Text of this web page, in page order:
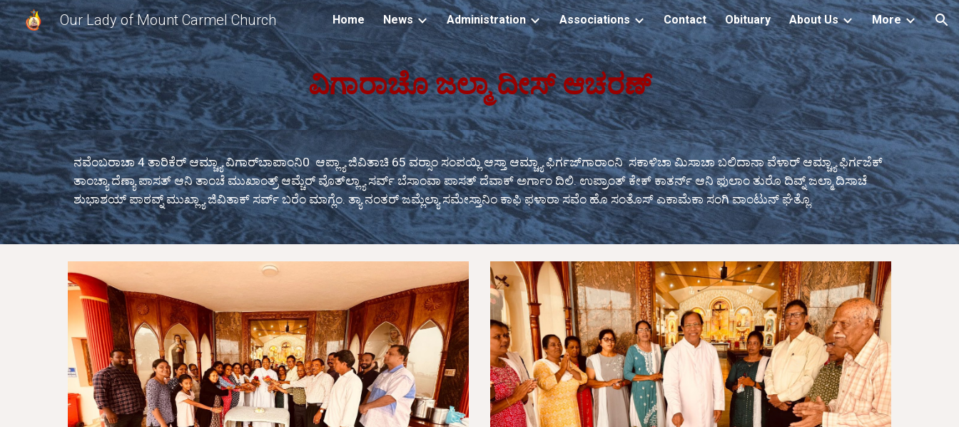
Skip to main content Skip to navigation
Our Lady of Mount Carmel Church Home News Administration Associations Contact Obituary About Us More
ವಿಗಾರಾಚೊ ಜಲ್ಮಾ ದೀಸ್ ಆಚರಣ್
ನವೆಂಬರಾಚಾ 4 ತಾರಿಕೆರ್ ಆಮ್ಚ್ಯಾ ವಿಗಾರ್‌ಬಾಪಾಂನಿ0 ಆಪ್ಲ್ಯಾ ಜಿವಿತಾಚಿ 65 ವರ‍್ಸಾಂ ಸಂಪಯ್ಲಿ ಆಸ್ತಾ ಆಮ್ಚ್ಯಾ ಫಿರ್ಗಜ್‌ಗಾರಾಂನಿ ಸಕಾಳಿಚಾ ಮಿಸಾಚಾ ಬಲಿದಾನಾ ವೆಳಾರ್ ಆಮ್ಚ್ಯಾ ಫಿರ್ಗಜೆಕ್
ತಾಂಚ್ಯಾ ದೆಣ್ಯಾ ಪಾಸತ್ ಆನಿ ತಾಂಚೆ ಮುಖಾಂತ್ರ್ ಆಮ್ಚೆರ್ ವೊತ್‌ಲ್ಲ್ಯಾ ಸರ್ವ್ ಬೆಸಾಂವಾ ಪಾಸತ್ ದೆವಾಕ್ ಅರ್ಗಾಂ ದಿಲಿ. ಉಪ್ರಾಂತ್ ಕೇಕ್ ಕಾತರ್ನ್ ಆನಿ ಫುಲಾಂ ತುರೊ ದಿವ್ನ್ ಜಲ್ಮಾ ದಿಸಾಚೆ
ಶುಭಾಶಯ್ ಪಾಠವ್ನ್ ಮುಖ್ಲ್ಯಾ ಜಿವಿತಾಕ್ ಸರ್ವ್ ಬರೆಂ ಮಾಗ್ಲೆಂ. ತ್ಯಾ ನಂತರ್ ಜಮ್ಲೆಲ್ಯಾ ಸಮೇಸ್ತಾನಿಂ ಕಾಫಿ ಫಳಾರಾ ಸವೆಂ ಹೊ ಸಂತೊಸ್ ಎಕಾಮೆಕಾ ಸಂಗಿ ವಾಂಟುನ್ ಘೆತ್ಲೊ.